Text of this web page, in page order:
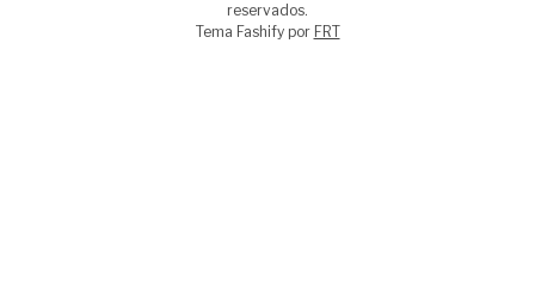
reservados.
Tema Fashify por FRT